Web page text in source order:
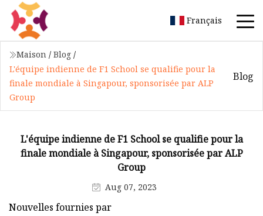
Français
Maison / Blog /
L'équipe indienne de F1 School se qualifie pour la
finale mondiale à Singapour, sponsorisée par ALP
Group
Blog
L'équipe indienne de F1 School se qualifie pour la
finale mondiale à Singapour, sponsorisée par ALP
Group
Aug 07, 2023
Nouvelles fournies par